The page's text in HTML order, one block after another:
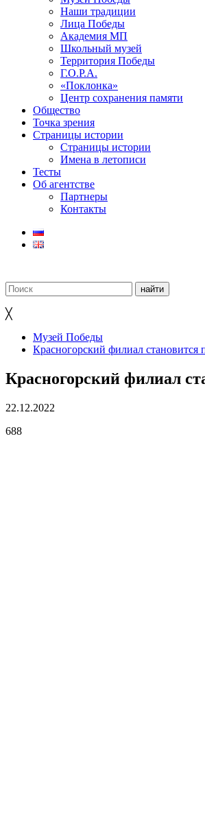
Наши традиции
Лица Победы
Академия МП
Школьный музей
Территория Победы
Г.О.Р.А.
«Поклонка»
Центр сохранения памяти
Общество
Точка зрения
Страницы истории
Страницы истории
Имена в летописи
Тесты
Об агентстве
Партнеры
Контакты
╳
Музей Победы
Красногорский филиал
Красногорский филиал
22.12.2022
688